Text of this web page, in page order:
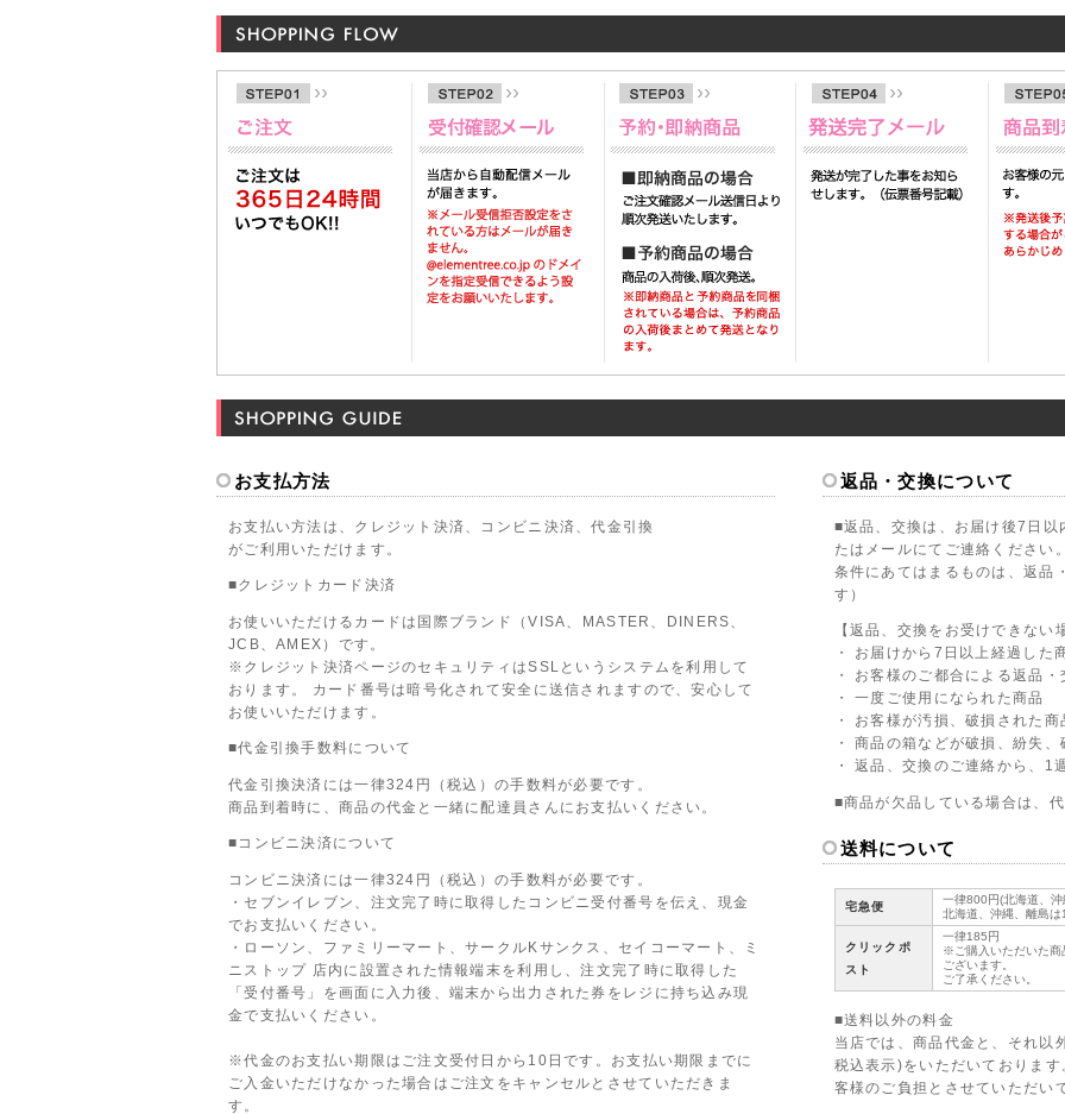
お支払方法
お支払い方法は、クレジット決済、コンビニ決済、代金引換
がご利用いただけます。
■クレジットカード決済
お使いいただけるカードは国際ブランド（VISA、MASTER、DINERS、
JCB、AMEX）です。
※クレジット決済ページのセキュリティはSSLというシステムを利用して
おります。 カード番号は暗号化されて安全に送信されますので、安心して
お使いいただけます。
■代金引換手数料について
代金引換決済には一律324円（税込）の手数料が必要です。
商品到着時に、商品の代金と一緒に配達員さんにお支払いください。
■コンビニ決済について
コンビニ決済には一律324円（税込）の手数料が必要です。
・セブンイレブン、注文完了時に取得したコンビニ受付番号を伝え、現金
でお支払いください。
・ローソン、ファミリーマート、サークルKサンクス、セイコーマート、ミ
ニストップ 店内に設置された情報端末を利用し、注文完了時に取得した
「受付番号」を画面に入力後、端末から出力された券をレジに持ち込み現
金で支払いください。
※代金のお支払い期限はご注文受付日から10日です。お支払い期限までに
ご入金いただけなかった場合はご注文をキャンセルとさせていただきま
す。
返品・交換について
■返品、交換は、お届け後7日以
たはメールにてご連絡ください
条件にあてはまるものは、返品
す）
【返品、交換をお受けできない
・ お届けから7日以上経過した
・ お客様のご都合による返品・
・ 一度ご使用になられた商品
・ お客様が汚損、破損された商
・ 商品の箱などが破損、紛失、
・ 返品、交換のご連絡から、1
■商品が欠品している場合は、
送料について
宅急便
一律800円(北海道、沖
北海道、沖縄、離島は
クリックポ
スト
一律185円
※ご購入いただいた商
ございます。
ご了承ください。
■送料以外の料金
当店では、商品代金と、それ以
税込表示)をいただいておりま
客様のご負担とさせていただい